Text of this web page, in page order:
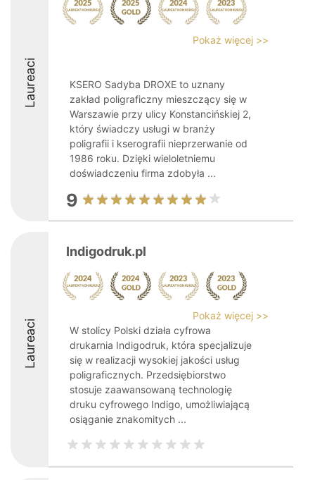
Laureaci
Pokaż więcej >>
KSERO Sadyba DROXE to uznany
zakład poligraficzny mieszczący się w
Warszawie przy ulicy Konstancińskiej 2,
który świadczy usługi w branży
poligrafii i kserografii nieprzerwanie od
1986 roku. Dzięki wieloletniemu
doświadczeniu firma zdobyła ...
9
Laureaci
Indigodruk.pl
Pokaż więcej >>
W stolicy Polski działa cyfrowa
drukarnia Indigodruk, która specjalizuje
się w realizacji wysokiej jakości usług
poligraficznych. Przedsiębiorstwo
stosuje zaawansowaną technologię
druku cyfrowego Indigo, umożliwiającą
osiąganie znakomitych ...